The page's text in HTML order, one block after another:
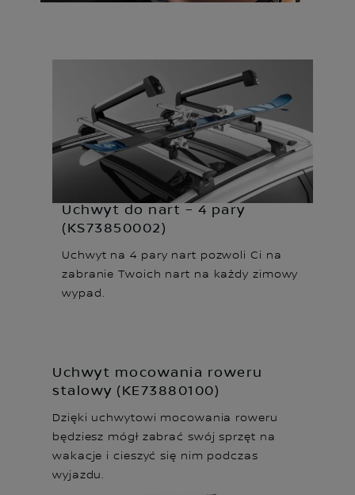
Uchwyt do nart – 4 pary
(KS73850002)
Uchwyt na 4 pary nart pozwoli Ci na
zabranie Twoich nart na każdy zimowy
wypad.
Uchwyt mocowania roweru
stalowy (KE73880100)
Dzięki uchwytowi mocowania roweru
będziesz mógł zabrać swój sprzęt na
wakacje i cieszyć się nim podczas
wyjazdu.